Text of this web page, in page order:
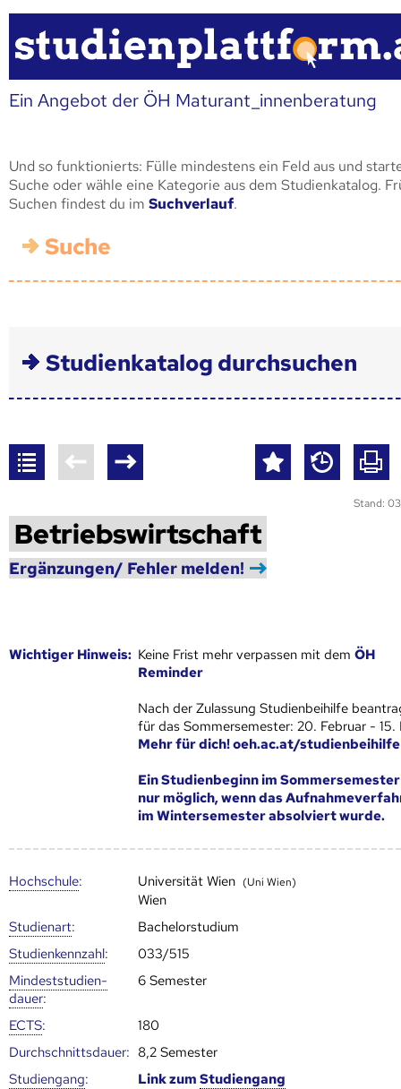
Ein Angebot der ÖH Maturant_innenberatung
Und so funktionierts: Fülle mindestens ein Feld aus und
Suche oder wähle eine Kategorie aus dem Studienkatalog.
Suchen findest du im Suchverlauf.
Suche
Studienkatalog durchsuchen
Stand:
Betriebswirtschaft
Ergänzungen/ Fehler melden!
Wich­ti­ger Hin­weis: Keine Frist mehr verpassen mit demÖH
Reminder
Nach der Zulassung Studienbeihilfe
für das Sommersemester: 20. Februar - 15.
Mehr für dich! oeh.ac.at/studienbeihilfe
Ein Studienbeginn im
nur möglich, wenn das
im Wintersemester absolviert wurde.
Hoch­schule: Universität Wien (Uni Wien)
Wien
Studienart:
Bachelorstudium
Studien­kenn­zahl:
033/515
Mindest­studien­
dauer:
6 Semester
ECTS:
180
Durch­schnitts­dauer: 8,2 Semester
Studien­gang: Link zumStudien­gang